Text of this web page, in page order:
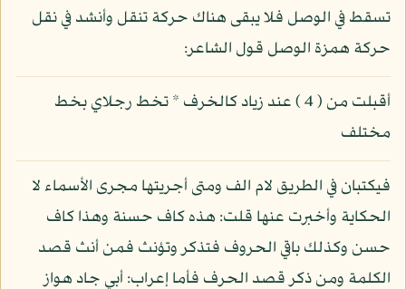
تسقط في الوصل فلا يبقى هناك حركة تنقل وأنشد في نقل
حركة همزة الوصل قول الشاعر:
أقبلت من ( 4 ) عند زياد كالخرف * تخط رجلاي بخط
مختلف
فيكتبان في الطريق لام الف ومتى أجريتها مجرى الأسماء لا
الحكاية وأخبرت عنها قلت: هذه كاف حسنة وهذا كاف
حسن وكذلك باقي الحروف فتذكر وتؤنث فمن أنث قصد
الكلمة ومن ذكر قصد الحرف فأما إعراب: أبي جاد هواز